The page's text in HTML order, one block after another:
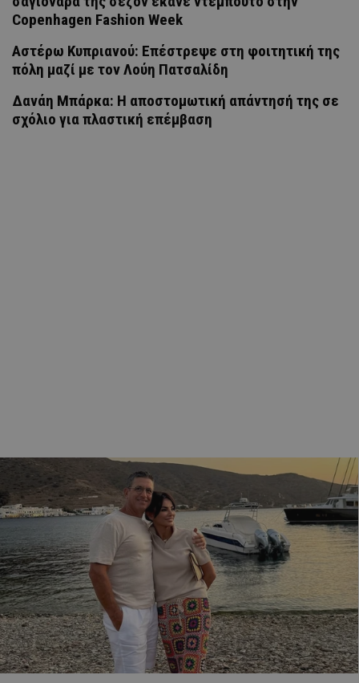
Copenhagen Fashion Week
Αστέρω Κυπριανού: Επέστρεψε στη φοιτητική της
πόλη μαζί με τον Λούη Πατσαλίδη
Δανάη Μπάρκα: Η αποστομωτική απάντησή της σε
σχόλιο για πλαστική επέμβαση